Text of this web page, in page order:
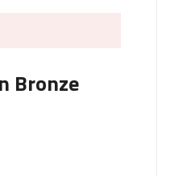
Bronze